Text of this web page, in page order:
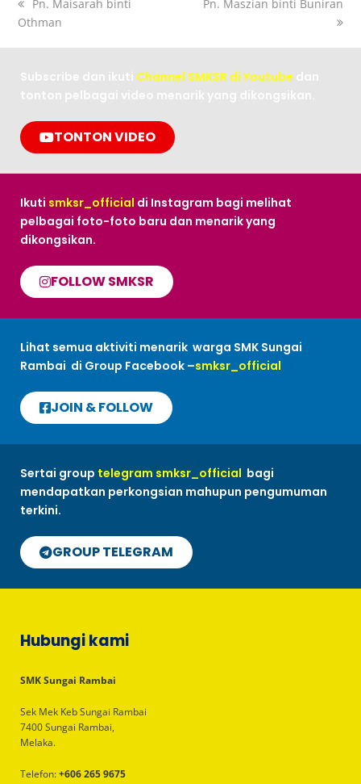
Pn. Maisarah binti
Othman
Pn. Maszian binti Buniran
Subscribe dan ikuti Channel SMKSR di Youtube dan
tonton pelbagai video menarik yang dikongsikan.
TONTON VIDEO
Ikuti smksr_official di Instagram bagi melihat
pelbagai foto-foto baru dan menarik yang
dikongsikan.
FOLLOW SMKSR
Lihat semua aktiviti menarik warga SMK Sungai
Rambai di Group Facebook –smksr_official
JOIN & FOLLOW
Sertai group telegram smksr_official bagi
mendapatkan perkongsian mahupun pengumuman
terkini.
GROUP TELEGRAM
Hubungi kami
SMK Sungai Rambai
Sek Mek Keb Sungai Rambai
7400 Sungai Rambai,
Melaka.
Telefon:+606 265 9675